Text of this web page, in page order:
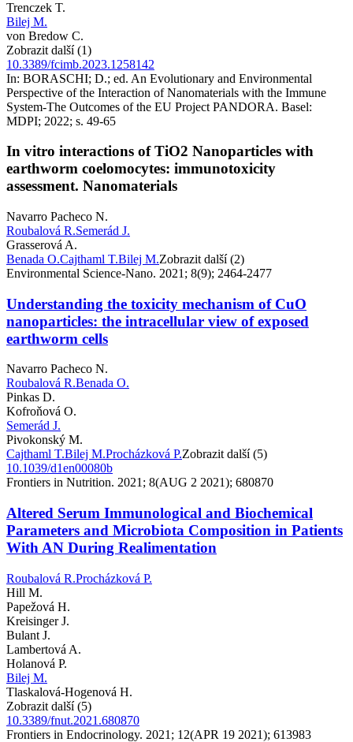
Trenczek T.
Bilej M.
von Bredow C.
Zobrazit další (1)
10.3389/fcimb.2023.1258142
In: BORASCHI; D.; ed. An Evolutionary and Environmental
Perspective of the Interaction of Nanomaterials with the Immune
System-The Outcomes of the EU Project PANDORA. Basel:
MDPI; 2022; s. 49-65
In vitro interactions of TiO2 Nanoparticles with
earthworm coelomocytes: immunotoxicity
assessment. Nanomaterials
Navarro Pacheco N.
Roubalová R.Semerád J.
Grasserová A.
Benada O.Cajthaml T.Bilej M.Zobrazit další (2)
Environmental Science-Nano. 2021; 8(9); 2464-2477
Understanding the toxicity mechanism of CuO
nanoparticles: the intracellular view of exposed
earthworm cells
Navarro Pacheco N.
Roubalová R.Benada O.
Pinkas D.
Kofroňová O.
Semerád J.
Pivokonský M.
Cajthaml T.Bilej M.Procházková P.Zobrazit další (5)
10.1039/d1en00080b
Frontiers in Nutrition. 2021; 8(AUG 2 2021); 680870
Altered Serum Immunological and Biochemical
Parameters and Microbiota Composition in Patients
With AN During Realimentation
Roubalová R.Procházková P.
Hill M.
Papežová H.
Kreisinger J.
Bulant J.
Lambertová A.
Holanová P.
Bilej M.
Tlaskalová-Hogenová H.
Zobrazit další (5)
10.3389/fnut.2021.680870
Frontiers in Endocrinology. 2021; 12(APR 19 2021); 613983